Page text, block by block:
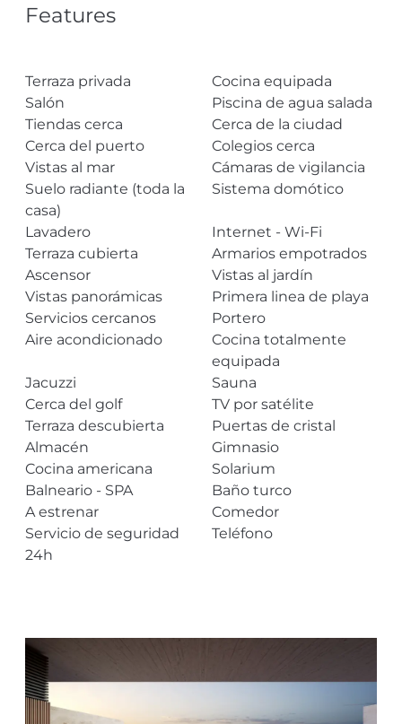
Features
Terraza privada
Cocina equipada
Salón
Piscina de agua salada
Tiendas cerca
Cerca de la ciudad
Cerca del puerto
Colegios cerca
Vistas al mar
Cámaras de vigilancia
Suelo radiante (toda la
casa)
Sistema domótico
Lavadero
Internet - Wi-Fi
Terraza cubierta
Armarios empotrados
Ascensor
Vistas al jardín
Vistas panorámicas
Primera linea de playa
Servicios cercanos
Portero
Aire acondicionado
Cocina totalmente
equipada
Jacuzzi
Sauna
Cerca del golf
TV por satélite
Terraza descubierta
Puertas de cristal
Almacén
Gimnasio
Cocina americana
Solarium
Balneario - SPA
Baño turco
A estrenar
Comedor
Servicio de seguridad
24h
Teléfono